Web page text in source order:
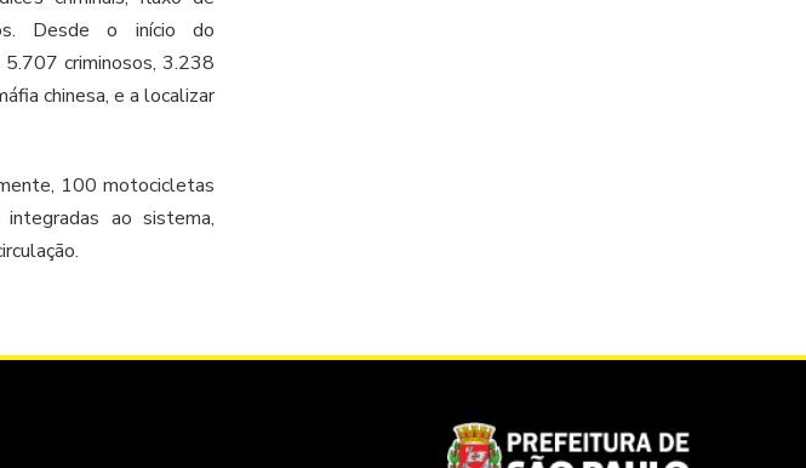
Desde o início do
criminosos, 3.238
chinesa, e a localizar
100 motocicletas
ao sistema,